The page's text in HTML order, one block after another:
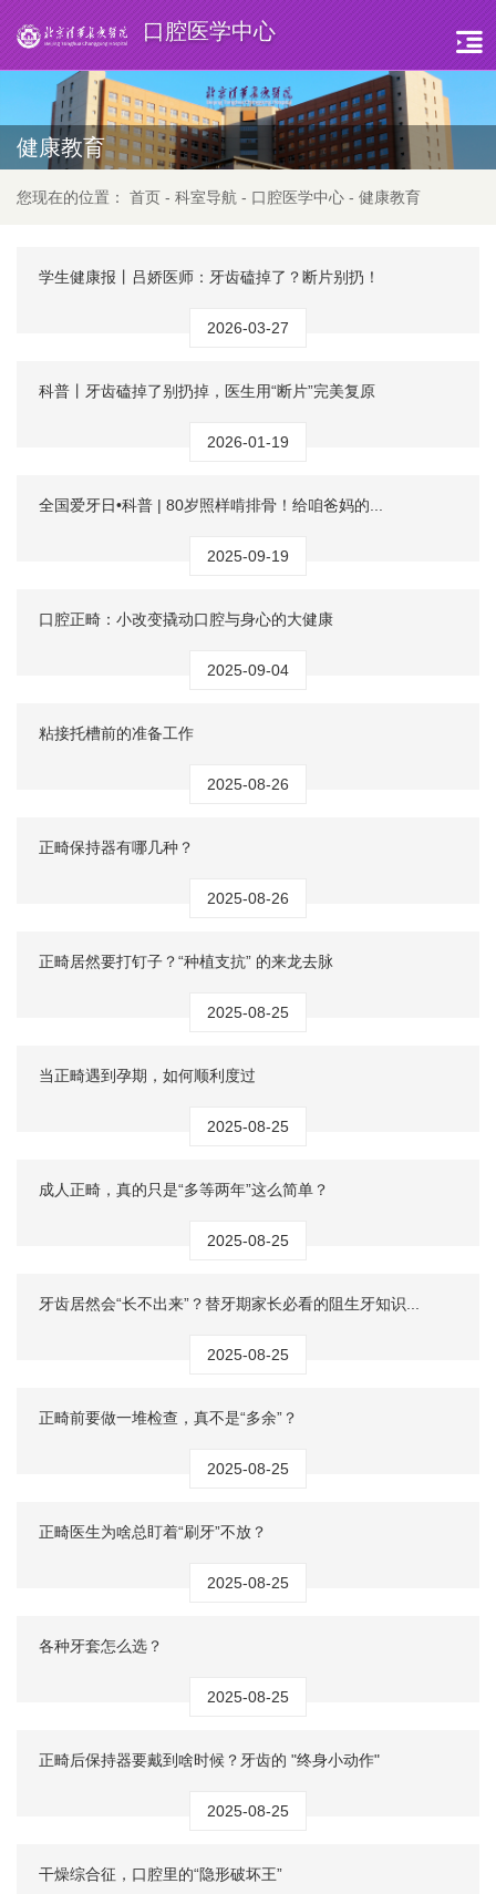
口腔医学中心
健康教育
您现在的位置： 首页 - 科室导航 - 口腔医学中心 - 健康教育
学生健康报丨吕娇医师：牙齿磕掉了？断片别扔！
2026-03-27
科普丨牙齿磕掉了别扔掉，医生用“断片”完美复原
2026-01-19
全国爱牙日•科普 | 80岁照样啃排骨！给咱爸妈的...
2025-09-19
口腔正畸：小改变撬动口腔与身心的大健康
2025-09-04
粘接托槽前的准备工作
2025-08-26
正畸保持器有哪几种？
2025-08-26
正畸居然要打钉子？“种植支抗” 的来龙去脉
2025-08-25
当正畸遇到孕期，如何顺利度过
2025-08-25
成人正畸，真的只是“多等两年”这么简单？
2025-08-25
牙齿居然会“长不出来”？替牙期家长必看的阻生牙知识...
2025-08-25
正畸前要做一堆检查，真不是“多余”？
2025-08-25
正畸医生为啥总盯着“刷牙”不放？
2025-08-25
各种牙套怎么选？
2025-08-25
正畸后保持器要戴到啥时候？牙齿的 "终身小动作"
2025-08-25
干燥综合征，口腔里的“隐形破坏王”